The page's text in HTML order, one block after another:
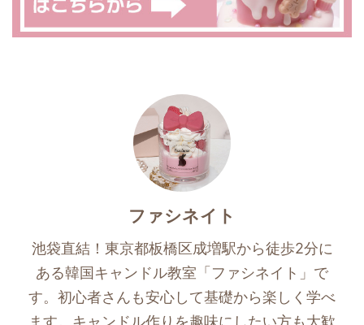
ファシネイト
池袋直結！東京都板橋区成増駅から徒歩2分に
ある韓国キャンドル教室「ファシネイト」で
す。初心者さんも安心して基礎から楽しく学べ
ます。キャンドル作りを趣味にしたい方も大歓